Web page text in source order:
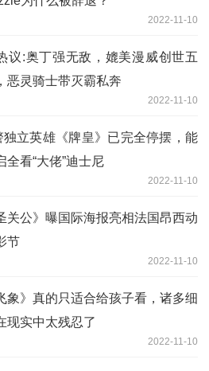
2022-11-10
议:奥丁强无敌，媲美漫威创世五
恶灵骑士带灭霸私奔
2022-11-10
独立英雄《牌皇》已完全停摆，能
全看“大佬”迪士尼
2022-11-10
关公》曝国际海报亮相法国昂西动
节
2022-11-10
象》真的只适合给孩子看，诸多细
现实中太残忍了
2022-11-10